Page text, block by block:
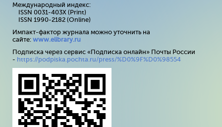
Международный индекс:
ISSN 0031-403X (Print)
ISSN 1990-2182 (Online)
Импакт-фактор журнала можно уточнить на
сайте: www.elibrary.ru
Подписка через сервис «Подписка онлайн» Почты России
- https://podpiska.pochta.ru/press/%D0%9F%D0%98554